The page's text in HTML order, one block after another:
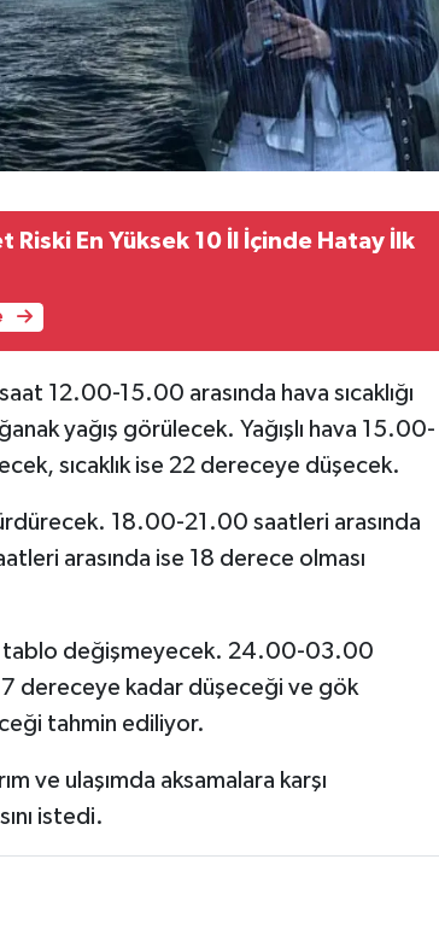
Riski En Yüksek 10 İl İçinde Hatay İlk
12.00-15.00 arasında hava sıcaklığı
yağış görülecek. Yağışlı hava 15.00-
sıcaklık ise 22 dereceye düşecek.
18.00-21.00 saatleri arasında
arasında ise 18 derece olması
tablo değişmeyecek. 24.00-03.00
dereceye kadar düşeceği ve gök
tahmin ediliyor.
ve ulaşımda aksamalara karşı
istedi.